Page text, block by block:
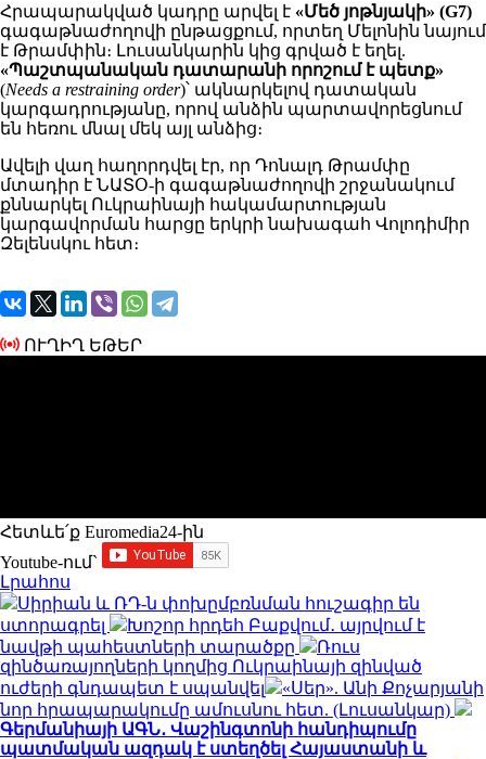
Հրապարակված կադրը արվել է «Մեծ յոթնյակի» (G7)
գագաթնաժողովի ընթացքում, որտեղ Մելոնին նայում
է Թրամփին։ Լուսանկարին կից գրված է եղել.
«Պաշտպանական դատարանի որոշում է պետք»
(Needs a restraining order)՝ ակնարկելով դատական
կարգադրությանը, որով անձին պարտավորեցնում
են հեռու մնալ մեկ այլ անձից։
Ավելի վաղ հաղորդվել էր, որ Դոնալդ Թրամփը
մտադիր է ՆԱՏՕ-ի գագաթնաժողովի շրջանակում
քննարկել Ուկրաինայի հակամարտության
կարգավորման հարցը երկրի նախագահ Վոլոդիմիր
Զելենսկու հետ։
ՈՒՂԻՂ ԵԹԵՐ
Հետևե՛ք Euromedia24-ին
Youtube-ում`
Լրահոս
Սիրիան և ՌԴ-ն փոխըմբռնման հուշագիր են
ստորագրել
Խոշոր հրդեհ Բաքվում․ այրվում է
նավթի պահեստների տարածքը
Ռուս
զինծառայողների կողմից Ուկրաինայի զինված
ուժերի գնդապետ է սպանվել
«Սեր». Անի Քոչարյանի
նոր հրապարակումը ամուսնու հետ. (Լուսանկար)
Գերմանիայի ԱԳՆ․ Վաշինգտոնի հանդիպումը
պատմական ազդակ է ստեղծել Հայաստանի և